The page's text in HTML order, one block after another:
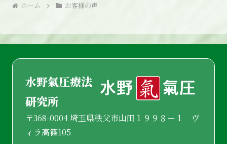
ホーム お客様の声
水野氣圧療法
研究所
〒368-0004 埼玉県秩父市山田１９９８ー１ ヴ
ィラ高篠105